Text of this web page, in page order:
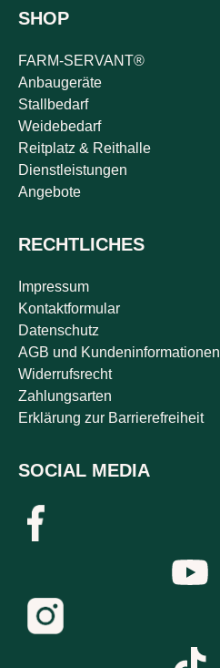
SHOP
FARM-SERVANT®
Anbaugeräte
Stallbedarf
Weidebedarf
Reitplatz & Reithalle
Dienstleistungen
Angebote
RECHTLICHES
Impressum
Kontaktformular
Datenschutz
AGB und Kundeninformationen
Widerrufsrecht
Zahlungsarten
Erklärung zur Barrierefreiheit
SOCIAL MEDIA